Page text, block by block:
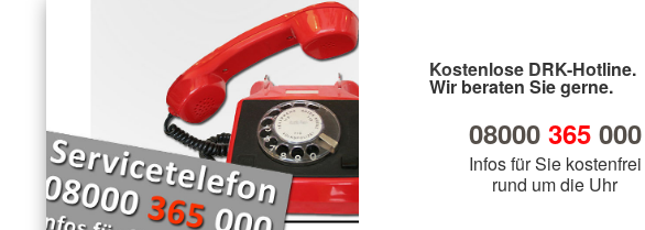
Kostenlose DRK-Hotline.
Wir beraten Sie gerne.
08000 365000
Infos für Sie kostenfrei
rund um die Uhr